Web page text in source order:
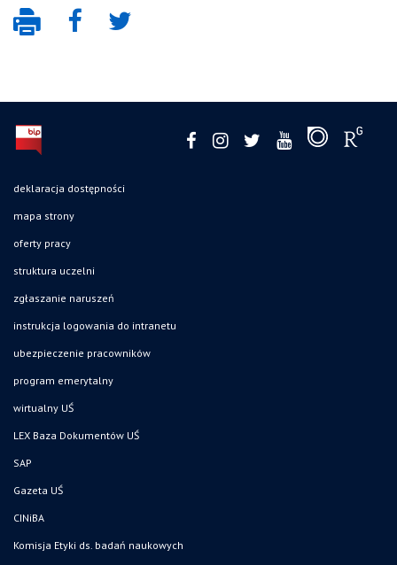
deklaracja dostępności
mapa strony
oferty pracy
struktura uczelni
zgłaszanie naruszeń
instrukcja logowania do intranetu
ubezpieczenie pracowników
program emerytalny
wirtualny UŚ
LEX Baza Dokumentów UŚ
SAP
Gazeta UŚ
CINiBA
Komisja Etyki ds. badań naukowych